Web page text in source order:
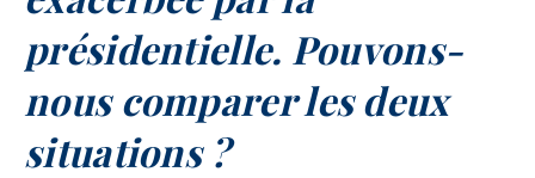
présidentielle. Pouvons-
nous comparer les deux
situations ?